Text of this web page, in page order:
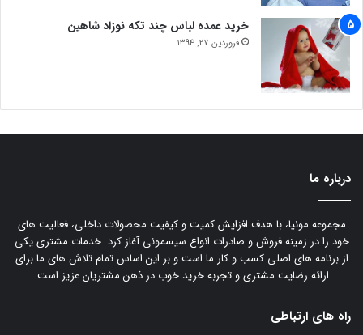
خرید عمده لباس چند تکه نوزاد شاهین
فروردین 27, 1394
درباره ما
مجموعه مونیا، با هدف افزایش کمیت و کیفیت محصولات داخلی، فعالیت های
خود را در زمینه فروش و صادرات انواع سیسمونی آغاز کرد. خدمات مشتری یکی
از برنامه های اصلی کسب و کار ما است و بر این اساس تمام تلاش های ما برای
ارائه رضایت مشتری و تجربه خرید خوب در ذهن مشتریان عزیز است.
راه های ارتباطی